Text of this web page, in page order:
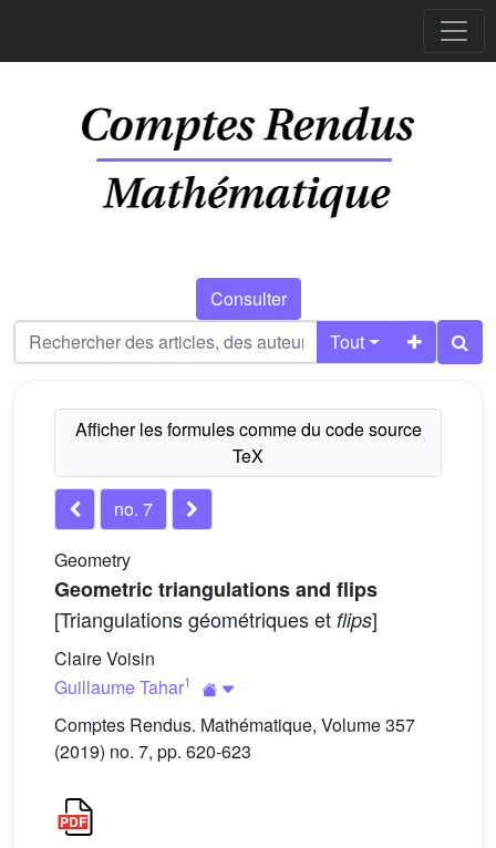
Consulter
Tout
no. 7
Geometry
Geometric triangulations and flips
[Triangulations géométriques et flips]
Claire Voisin
Guillaume Tahar1
Comptes Rendus. Mathématique, Volume 357
(2019) no. 7, pp. 620-623